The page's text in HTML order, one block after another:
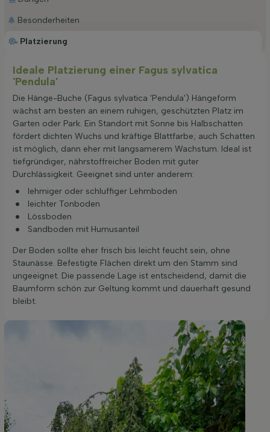
Platzierung
Besonderheiten
Ideale Platzierung einer Fagus sylvatica
'Pendula'
Die Hänge-Buche (Fagus sylvatica 'Pendula') Hängeform
wächst am besten an einem ruhigen, geschützten Platz im
Garten oder Park. Ein Standort mit Sonne bis Halbschatten
fördert dichten Wuchs und kräftige Blattfarbe; auch Schatten
ist möglich, dann eher mit langsamerem Wachstum. Ideal ist
tiefgründiger, nährstoffreicher Boden mit guter
Durchlässigkeit. Geeignet sind unter anderem:
lehmiger oder schluffiger Lehmboden
leichter Tonboden
Lössboden
Sandboden mit Humusanteil
Der Boden sollte eher frisch bis leicht feucht sein, ohne
Staunässe. Befestigte Flächen direkt um den Stamm sind
ungeeignet. Die passende Lage ist entscheidend, damit die
Baumform schön zur Geltung kommt und dauerhaft gesund
bleibt.